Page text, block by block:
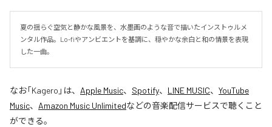
夏の揺らぐ空気と静かな風景を、水墨画のような音で描いたインストゥルメ
ンタル作品。Lo-fiやアンビエントを基調に、穏やかな余白と和の情景を表現
した一曲。
なお「Kagero 」は、 Apple Music、 Spotify、 LINE MUSIC、 YouTube
Music、 Amazon Music Unlimitedなどの音楽配信サービスで聴くこと
ができる。